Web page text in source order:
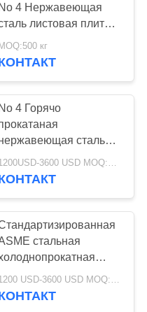
35
No 4 Нержавеющая
листовая плита
MOQ:500 кг
No 4 Горячо
сталь
304 Ширина 1000
2000 мм
1200USD-3600 USD MOQ:500 кг.
стальная
промышленная
1200 USD-3600 USD MOQ:500 кг.